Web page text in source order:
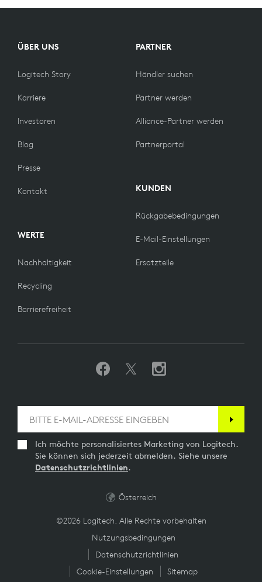
ÜBER UNS
Logitech Story
Karriere
Investoren
Blog
Presse
Kontakt
WERTE
Nachhaltigkeit
Recycling
Barrierefreiheit
PARTNER
Händler suchen
Partner werden
Alliance-Partner werden
Partnerportal
KUNDEN
Rückgabebedingungen
E-Mail-Einstellungen
Ersatzteile
Ich möchte personalisiertes Marketing von Logitech.
Sie können sich jederzeit abmelden. Siehe unsere
Datenschutzrichtlinien.
©2026 Logitech. Alle Rechte vorbehalten
Nutzungsbedingungen
Datenschutzrichtlinien
Cookie-Einstellungen
Sitemap
Österreich